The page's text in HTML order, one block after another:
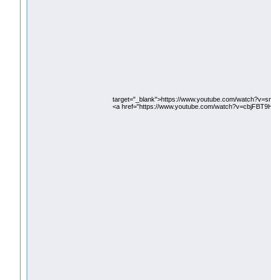
target="_blank">https://www.youtube.com/
<a href="https://www.youtube.com/